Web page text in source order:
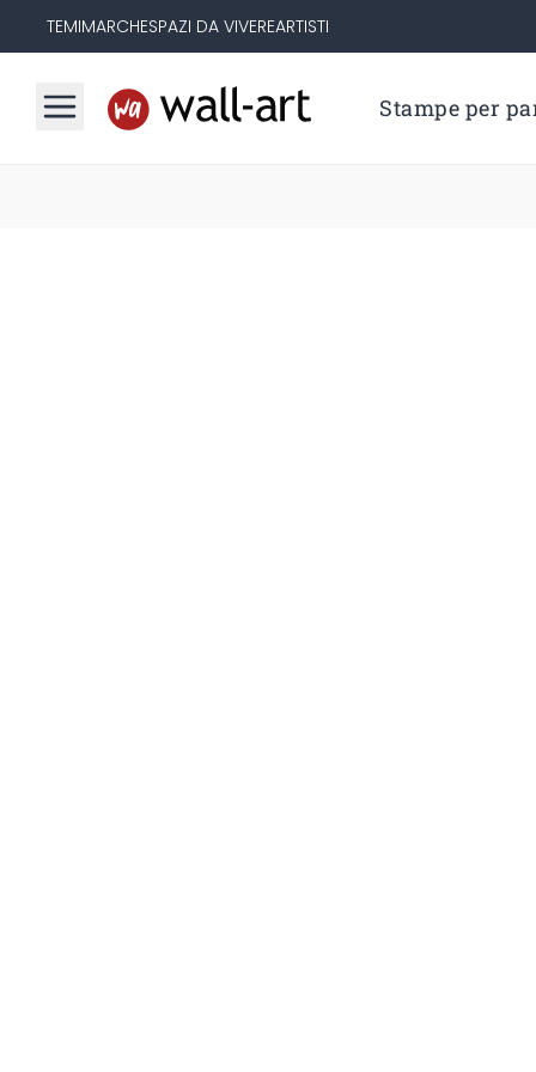
TEMIMARCHESPAZI DA VIVEREARTISTI
Stampe per